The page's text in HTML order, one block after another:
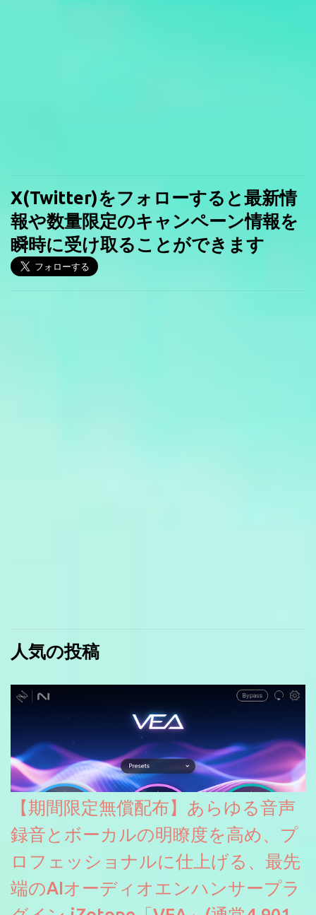
X(Twitter)をフォローすると最新情
報や数量限定のキャンペーン情報を
瞬時に受け取ることができます
人気の投稿
【期間限定無償配布】あらゆる音声
録音とボーカルの明瞭度を高め、プ
ロフェッショナルに仕上げる、最先
端のAIオーディオエンハンサープラ